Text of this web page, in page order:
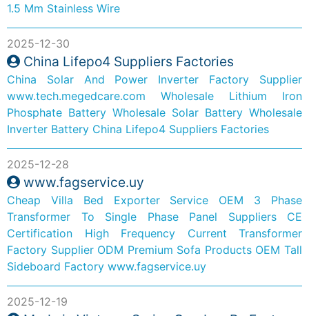
1.5 Mm Stainless Wire
2025-12-30
China Lifepo4 Suppliers Factories
China Solar And Power Inverter Factory Supplier
www.tech.megedcare.com
Wholesale Lithium Iron
Phosphate Battery Wholesale Solar Battery Wholesale
Inverter Battery China Lifepo4 Suppliers Factories
2025-12-28
www.fagservice.uy
Cheap Villa Bed Exporter Service
OEM 3 Phase
Transformer To Single Phase Panel Suppliers
CE
Certification High Frequency Current Transformer
Factory Supplier ODM Premium Sofa Products OEM Tall
Sideboard Factory www.fagservice.uy
2025-12-19